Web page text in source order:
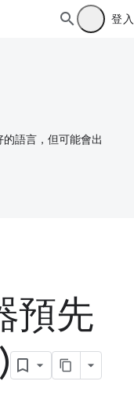
登入
語言，但可能會出
預先